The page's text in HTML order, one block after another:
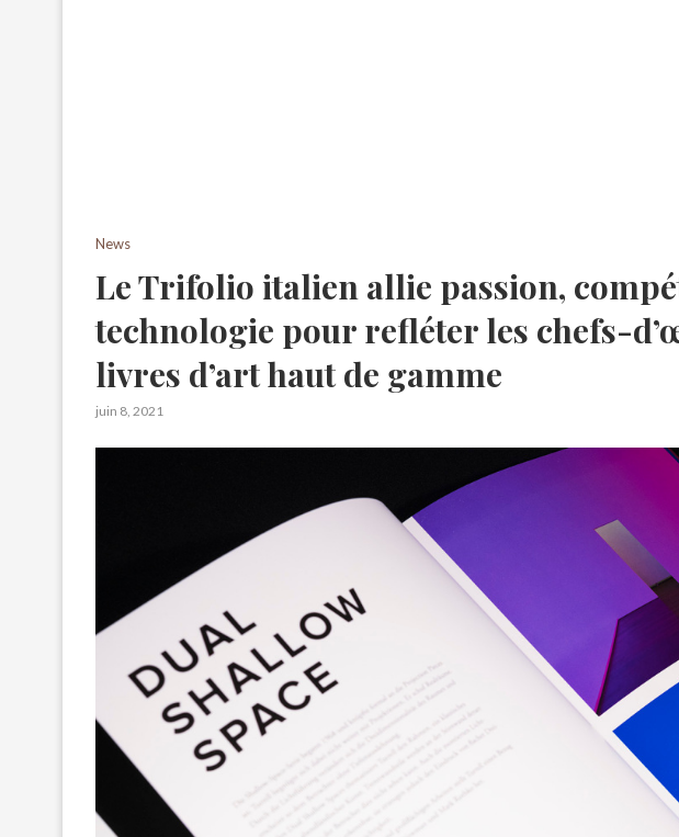
News
Le Trifolio italien allie passion,
technologie pour refléter les chefs-
livres d’art haut de gamme
juin 8, 2021